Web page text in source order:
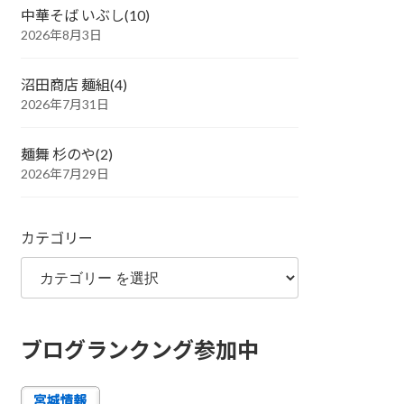
中華そば いぶし(10)
2026年8月3日
沼田商店 麺組(4)
2026年7月31日
麺舞 杉のや(2)
2026年7月29日
カテゴリー
ブログランクング参加中